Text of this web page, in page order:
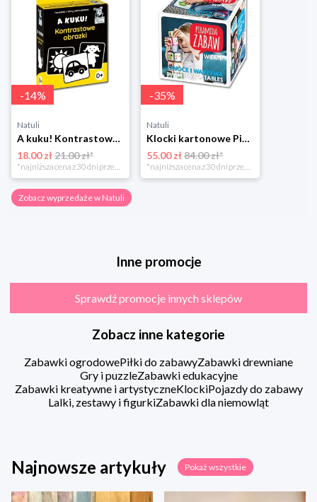
-14%
Natuli
A kuku! Kontrastowe obrazki. Karty kontrastowe + poradnik 0+ Edgard
18.00 zł21.00 zł*
*najniższa cena z 30 dni przed obniżką
-35%
Natuli
Klocki kartonowe Piramida Zabaw. Owoce i Warzywa Piramida zabaw
55.00 zł 84.00 zł*
*najniższa cena z 30 dni przed obniżką
Zobacz wyprzedaże w Natuli
Inne promocje
Sprawdź promocje innych sklepów
Zobacz inne kategorie
Zabawki ogrodowePiłki do zabawyZabawki drewniane
Gry i puzzleZabawki edukacyjne
Zabawki kreatywne i artystyczneKlockiPojazdy do zabawy
Lalki, zestawy i figurkiZabawki dla niemowląt
Najnowsze artykuły Pokaż wszystkie